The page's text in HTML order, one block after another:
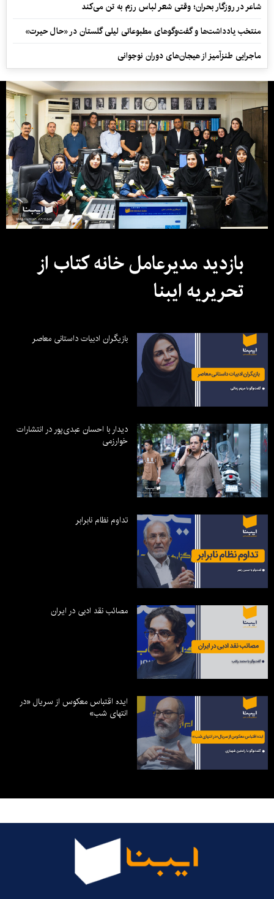
شاعر در روزگار بحران؛ وقتی شعر لباس رزم به تن می‌کند
منتخب یادداشت‌ها و گفت‌وگوهای مطبوعاتی لیلی گلستان در «حال حیرت»
ماجرایی طنزآمیز از هیجان‌های دوران نوجوانی
بازدید مدیرعامل خانه کتاب از
تحریریه ایبنا
بازیگران ادبیات داستانی معاصر
دیدار با احسان عبدی‌پور در انتشارات
خوارزمی
تداوم نظام نابرابر
مصائب نقد ادبی در ایران
ایده اقتباس معکوس از سریال «در
انتهای شب»